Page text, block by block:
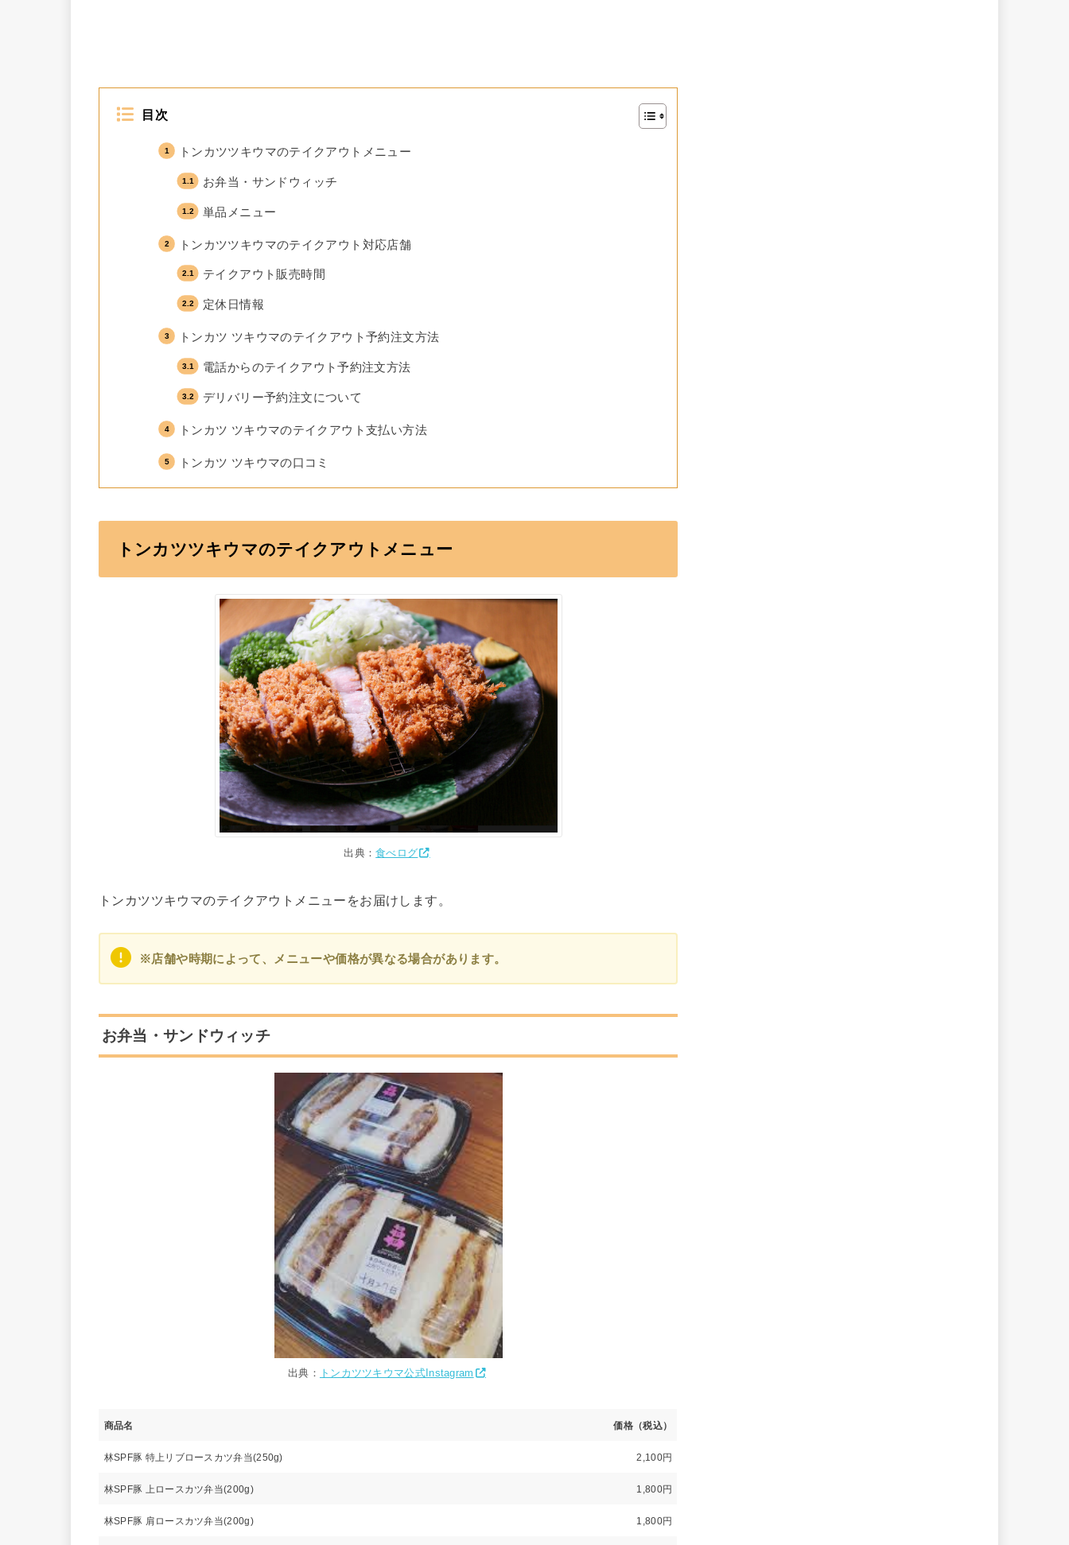
目次
トンカツツキウマのテイクアウトメニュー
お弁当・サンドウィッチ
単品メニュー
トンカツツキウマのテイクアウト対応店舗
テイクアウト販売時間
定休日情報
トンカツ ツキウマのテイクアウト予約注文方法
電話からのテイクアウト予約注文方法
デリバリー予約注文について
トンカツ ツキウマのテイクアウト支払い方法
トンカツ ツキウマの口コミ
トンカツツキウマのテイクアウトメニュー
出典：食べログ
トンカツツキウマのテイクアウトメニューをお届けします。
※店舗や時期によって、メニューや価格が異なる場合があります。
お弁当・サンドウィッチ
出典： トンカツツキウマ公式Instagram
商品名 価格（税込）
林SPF豚 特上リブロースカツ弁当(250g) 2,100円
林SPF豚 上ロースカツ弁当(200g) 1,800円
林SPF豚 肩ロースカツ弁当(200g) 1,800円